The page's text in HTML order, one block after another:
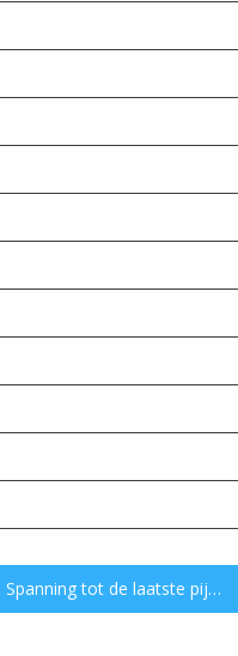
Spanning tot de laatste pijl bij het Koningschieten 2025!